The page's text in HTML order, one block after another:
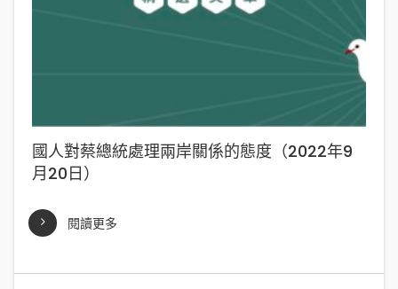
國人對蔡總統處理兩岸關係的態度（2022年9
月20日）
閱讀更多